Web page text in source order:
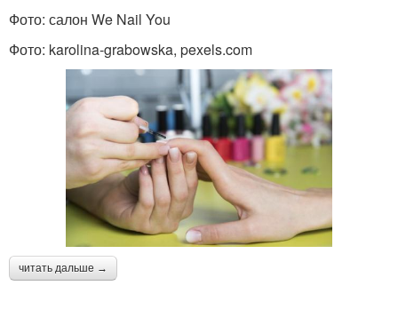
Фото: салон We Nail You
Фото: karolina-grabowska, pexels.com
читать дальше →